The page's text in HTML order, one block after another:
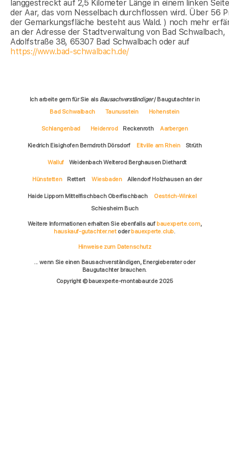
langgestreckt auf 2,5 Kilometer Länge in einem linken
der Aar, das vom Nesselbach durchflossen wird. Über 56
der Gemarkungsfläche besteht aus Wald. ) noch mehr
an der Adresse der Stadtverwaltung von Bad Schwalbach,
Adolfstraße 38, 65307 Bad Schwalbach oder auf
https://www.bad-schwalbach.de/
Ich arbeite gern für Sie als Bausachverständiger/ Baugutachter in
Bad Schwalbach
Taunusstein Hohenstein
Schlangenbad Heidenrod Reckenroth Aarbergen
Kiedrich Eisighofen Berndroth Dörsdorf Eltville am Rhein Strüth
Walluf Weidenbach Welterod Berghausen Diethardt
Hünstetten Rettert Wiesbaden Allendorf Holzhausen an der
Haide Lipporn Mittelfischbach Oberfischbach
Oestrich-Winkel
Schiesheim Buch
Weitere Informationen erhalten Sie ebenfalls auf bauexperte.com,
hauskauf-gutachter.netoderbauexperte.club.
Hinweise zum Datenschutz
... wenn Sie einen Bausachverständigen, Energieberater oder
Baugutachter brauchen.
Copyright © bauexperte-montabaur.de 2025